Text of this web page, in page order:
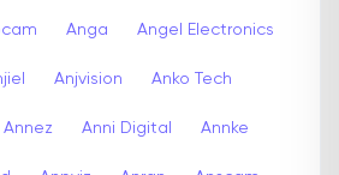
Anga Angel Electronics
Anjvision Anko Tech
Annez Anni Digital Annke